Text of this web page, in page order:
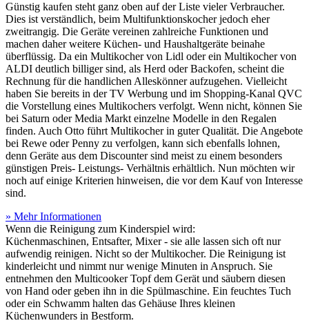
Günstig kaufen steht ganz oben auf der Liste vieler Verbraucher.
Dies ist verständlich, beim Multifunktionskocher jedoch eher
zweitrangig. Die Geräte vereinen zahlreiche Funktionen und
machen daher weitere Küchen- und Haushaltgeräte beinahe
überflüssig. Da ein Multikocher von Lidl oder ein Multikocher von
ALDI deutlich billiger sind, als Herd oder Backofen, scheint die
Rechnung für die handlichen Alleskönner aufzugehen. Vielleicht
haben Sie bereits in der TV Werbung und im Shopping-Kanal QVC
die Vorstellung eines Multikochers verfolgt. Wenn nicht, können Sie
bei Saturn oder Media Markt einzelne Modelle in den Regalen
finden. Auch Otto führt Multikocher in guter Qualität. Die Angebote
bei Rewe oder Penny zu verfolgen, kann sich ebenfalls lohnen,
denn Geräte aus dem Discounter sind meist zu einem besonders
günstigen Preis- Leistungs- Verhältnis erhältlich. Nun möchten wir
noch auf einige Kriterien hinweisen, die vor dem Kauf von Interesse
sind.
» Mehr Informationen
Wenn die Reinigung zum Kinderspiel wird:
Küchenmaschinen, Entsafter, Mixer - sie alle lassen sich oft nur
aufwendig reinigen. Nicht so der Multikocher. Die Reinigung ist
kinderleicht und nimmt nur wenige Minuten in Anspruch. Sie
entnehmen den Multicooker Topf dem Gerät und säubern diesen
von Hand oder geben ihn in die Spülmaschine. Ein feuchtes Tuch
oder ein Schwamm halten das Gehäuse Ihres kleinen
Küchenwunders in Bestform.